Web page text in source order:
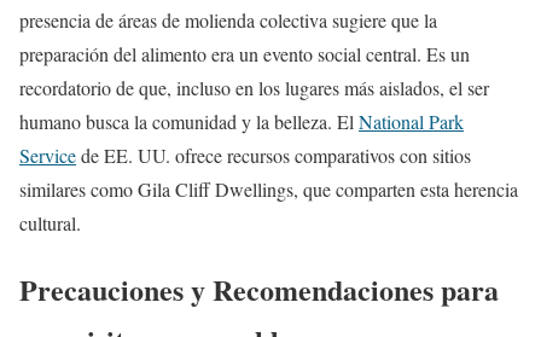
presencia de áreas de molienda colectiva sugiere que la
preparación del alimento era un evento social central. Es un
recordatorio de que, incluso en los lugares más aislados, el ser
humano busca la comunidad y la belleza. El National Park
Servicede EE. UU. ofrece recursos comparativos con sitios
similares como Gila Cliff Dwellings, que comparten esta herencia
cultural.
Precauciones y Recomendaciones para